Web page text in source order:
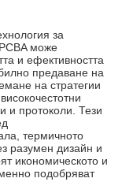
за
може
и ефективността
предаване на
на стратегии
и протоколи. Тези
термичното
разумен дизайн и
икономическото и
подобряват